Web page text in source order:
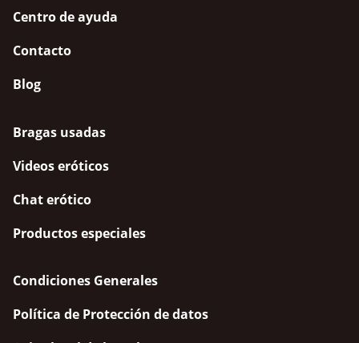
Centro de ayuda
Contacto
Blog
Bragas usadas
Videos eróticos
Chat erótico
Productos especiales
Condiciones Generales
Política de Protección de datos